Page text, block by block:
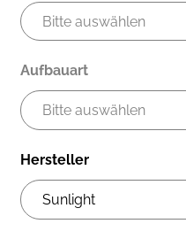
Aufbauart
Hersteller